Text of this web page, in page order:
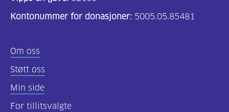
Kontonummer for donasjoner: 5005.05.85481
Om oss
Støtt oss
Min side
For tillitsvalgte